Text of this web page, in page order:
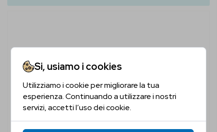
Si, usiamo i cookies
Utilizziamo i cookie per migliorare la tua
esperienza. Continuando a utilizzare i nostri
servizi, accetti l’uso dei cookie.
Sei Maggiorenne?